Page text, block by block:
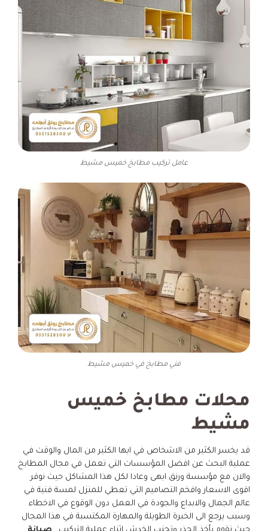
عامل تركيب مطابخ خميس مشيط
فني مطابخ في خميس مشيط
محلات مطابخ خميس
مشيط
قد يخسر الكثير من الاشخاص في ابها الكثير من المال والوقت في
عملية البحث عن افضل المؤسسات التي تعمل في مجال المطابخ
والان مع مؤسسة ورنق ابهى وعادا لكل هذا المشاكل حيث نوفر
اقوى الاسعار وافخم التصاميم التي تعطي للمنزل لمسة فنية في
عالم الجمال والابداع والجودة في العمل دون الوقوع في الاخطاء
وسبب يرجع الى الخبرة الطويلة والمهارة المكتسبة في هذا المجال